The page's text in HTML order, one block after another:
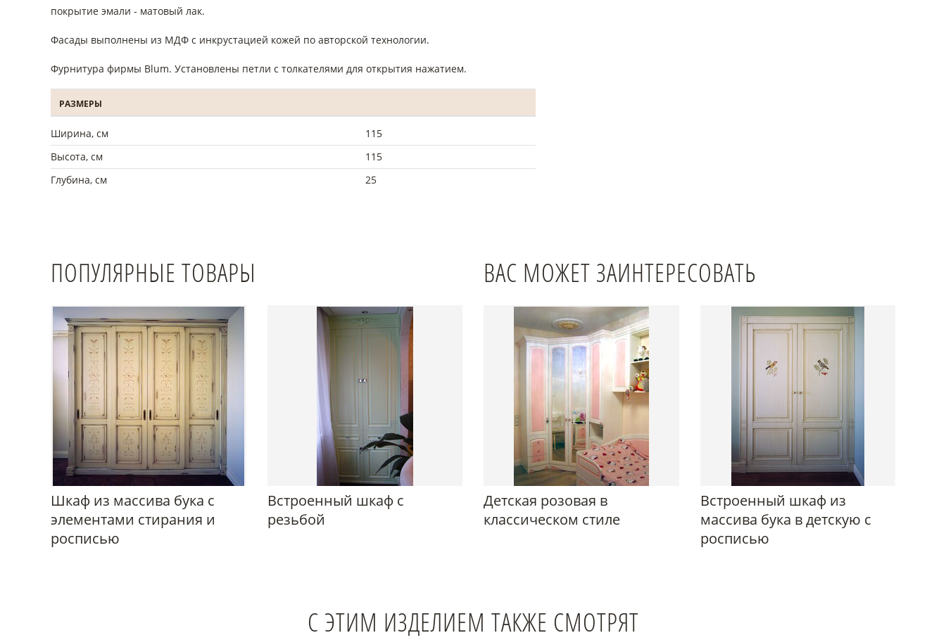
покрытие эмали - матовый лак.
Фасады выполнены из МДФ с инкрустацией кожей по авторской технологии.
Фурнитура фирмы Blum. Установлены петли с толкателями для открытия нажатием.
РАЗМЕРЫ
Ширина, см
115
Высота, см
115
Глубина, см
25
ПОПУЛЯРНЫЕ ТОВАРЫ
Шкаф из массива бука с
элементами стирания и
росписью
Встроенный шкаф с
резьбой
ВАС МОЖЕТ ЗАИНТЕРЕСОВАТЬ
Детская розовая в
классическом стиле
Встроенный шкаф из
массива бука в детскую с
росписью
С ЭТИМ ИЗДЕЛИЕМ ТАКЖЕ СМОТРЯТ